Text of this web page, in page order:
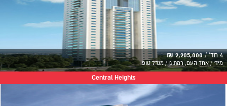
4 חד' / 2,205,000 ₪
מידי / אחד העם, רמת גן / מגדל טופ
Central Heights